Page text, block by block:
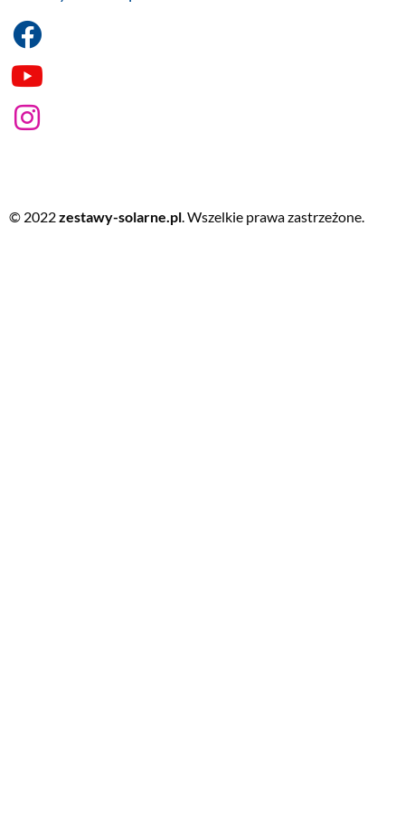
© 2022zestawy-solarne.pl. Wszelkie prawa zastrzeżone.